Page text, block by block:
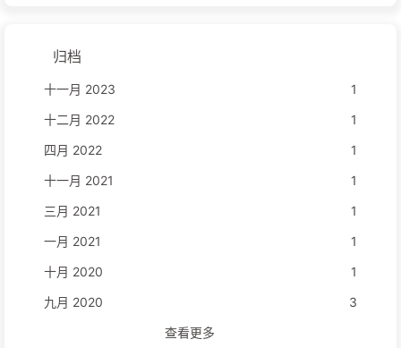
归档
十一月 2023
1
十二月 2022
1
四月 2022
1
十一月 2021
1
三月 2021
1
一月 2021
1
十月 2020
1
九月 2020
3
查看更多